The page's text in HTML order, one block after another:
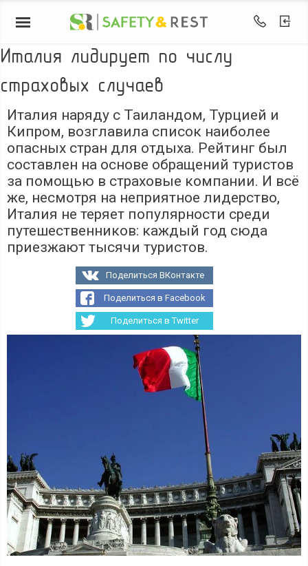
Италия лидирует по числу
страховых случаев
Италия наряду с Таиландом, Турцией и
Кипром, возглавила список наиболее
опасных стран для отдыха. Рейтинг был
составлен на основе обращений туристов
за помощью в страховые компании. И всё
же, несмотря на неприятное лидерство,
Италия не теряет популярности среди
путешественников: каждый год сюда
приезжают тысячи туристов.
Поделиться ВКонтакте
Поделиться в Facebook
Поделиться в Twitter